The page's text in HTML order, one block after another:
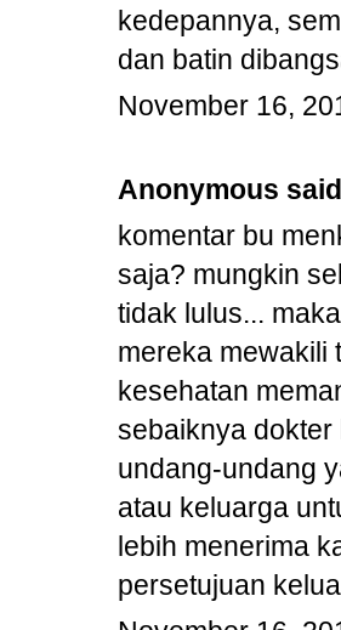
kedepannya,
dan batin
November 16,
Anonymous
komentar bu
saja? mungkin
tidak lulus...
mereka mewakili
kesehatan
sebaiknya
undang-undang
atau keluarga
lebih menerima
persetujuan